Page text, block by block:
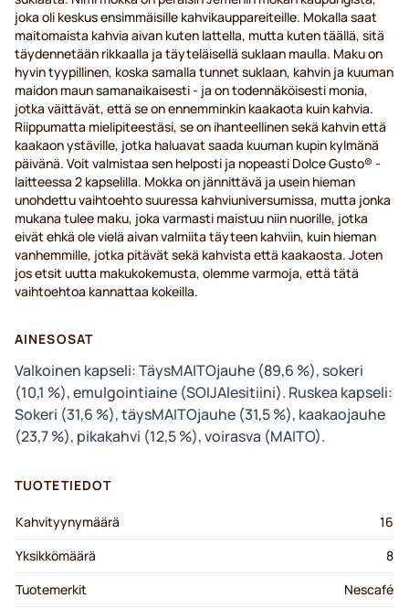
joka oli keskus ensimmäisille kahvikauppareiteille. Mokalla saat
maitomaista kahvia aivan kuten lattella, mutta kuten täällä, sitä
täydennetään rikkaalla ja täyteläisellä suklaan maulla. Maku on
hyvin tyypillinen, koska samalla tunnet suklaan, kahvin ja kuuman
maidon maun samanaikaisesti - ja on todennäköisesti monia,
jotka väittävät, että se on ennemminkin kaakaota kuin kahvia.
Riippumatta mielipiteestäsi, se on ihanteellinen sekä kahvin että
kaakaon ystäville, jotka haluavat saada kuuman kupin kylmänä
päivänä. Voit valmistaa sen helposti ja nopeasti Dolce Gusto® -
laitteessa 2 kapselilla. Mokka on jännittävä ja usein hieman
unohdettu vaihtoehto suuressa kahviuniversumissa, mutta jonka
mukana tulee maku, joka varmasti maistuu niin nuorille, jotka
eivät ehkä ole vielä aivan valmiita täyteen kahviin, kuin hieman
vanhemmille, jotka pitävät sekä kahvista että kaakaosta. Joten
jos etsit uutta makukokemusta, olemme varmoja, että tätä
vaihtoehtoa kannattaa kokeilla.
AINESOSAT
Valkoinen kapseli: TäysMAITOjauhe (89,6 %), sokeri
(10,1 %), emulgointiaine (SOIJAlesitiini). Ruskea kapseli:
Sokeri (31,6 %), täysMAITOjauhe (31,5 %), kaakaojauhe
(23,7 %), pikakahvi (12,5 %), voirasva (MAITO).
TUOTETIEDOT
Kahvityynymäärä
16
Yksikkömäärä
8
Tuotemerkit
Nescafé